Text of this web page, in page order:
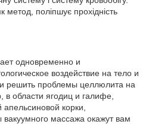
метод, поліпшує прохідність
одновременно и
воздействие на тело и
решить проблемы целлюлита на
в области ягодиц и галифе,
апельсиновой корки,
вакуумного массажа окажут вам